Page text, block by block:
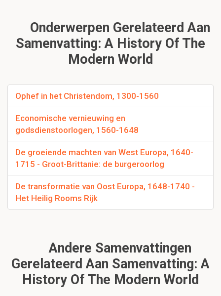
Onderwerpen Gerelateerd Aan
Samenvatting: A History Of The
Modern World
Ophef in het Christendom, 1300-1560
Economische vernieuwing en
godsdienstoorlogen, 1560-1648
De groeiende machten van West Europa, 1640-
1715 - Groot-Brittanie: de burgeroorlog
De transformatie van Oost Europa, 1648-1740 -
Het Heilig Rooms Rijk
Andere Samenvattingen
Gerelateerd Aan Samenvatting: A
History Of The Modern World